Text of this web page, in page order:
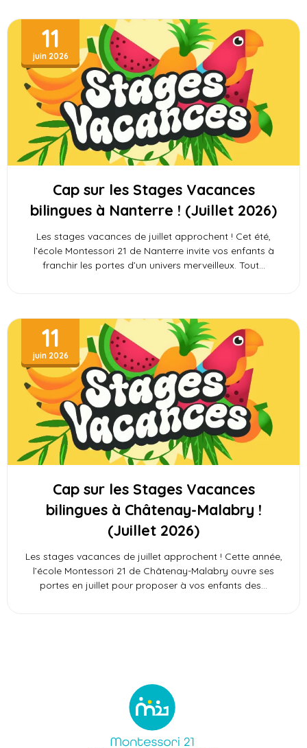
Cap sur les Stages Vacances
bilingues à Nanterre ! (Juillet 2026)
11
juin 2026
Les stages vacances de juillet approchent ! Cet été,
l’école Montessori 21 de Nanterre invite vos enfants à
franchir les portes d’un univers merveilleux. Tout
Cap sur les Stages Vacances
bilingues à Châtenay-Malabry !
(Juillet 2026)
11
juin 2026
Les stages vacances de juillet approchent ! Cette année,
l’école Montessori 21 de Châtenay-Malabry ouvre ses
portes en juillet pour proposer à vos enfants des